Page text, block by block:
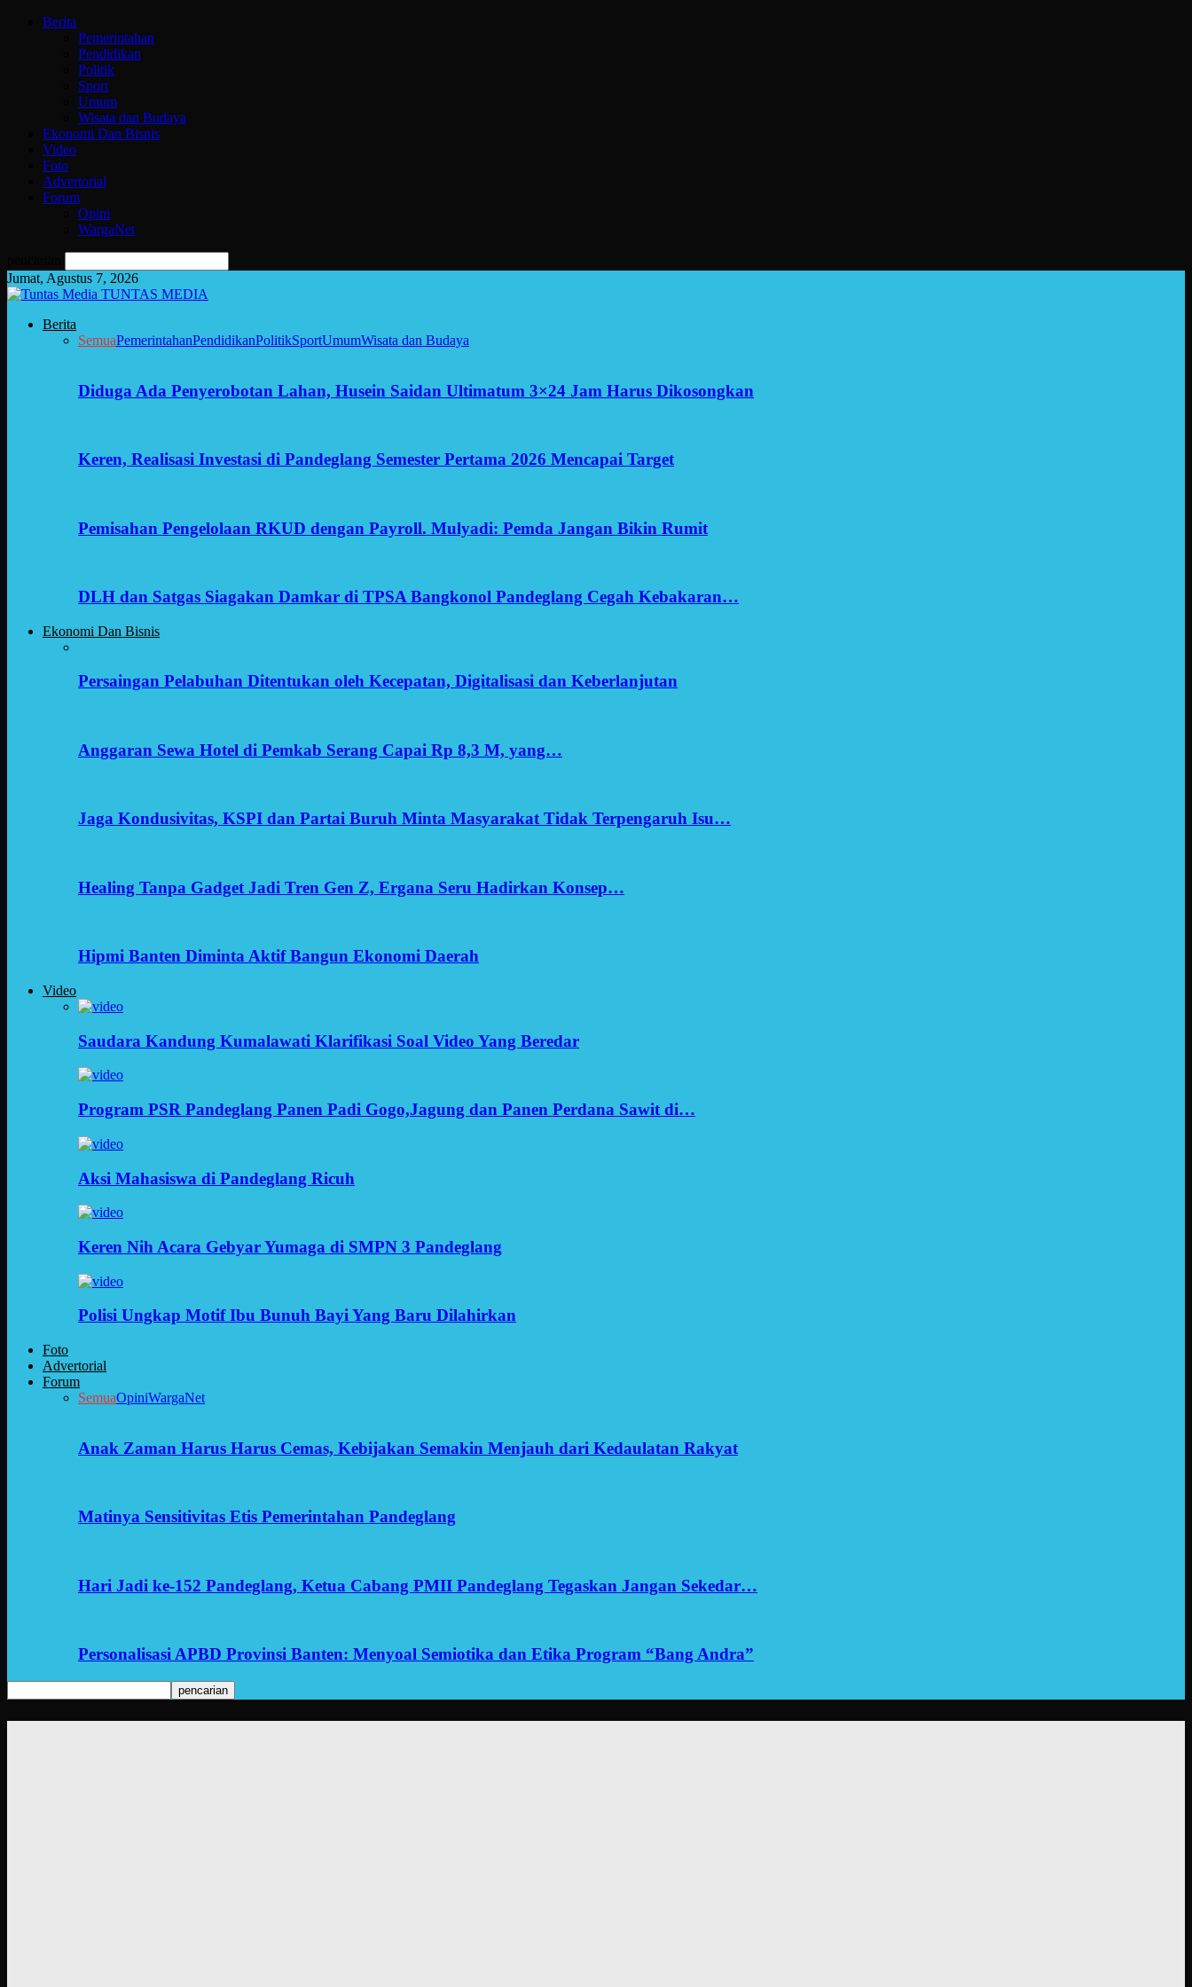
Berita
Pemerintahan
Pendidikan
Politik
Sport
Umum
Wisata dan Budaya
Ekonomi Dan Bisnis
Video
Foto
Advertorial
Forum
Opini
WargaNet
Jumat, Agustus 7, 2026
TUNTAS MEDIA
Berita
SemuaPemerintahanPendidikanPolitikSportUmumWisata dan Budaya
Diduga Ada Penyerobotan Lahan, Husein Saidan Ultimatum 3×24 Jam Harus Dikosongkan
Keren, Realisasi Investasi di Pandeglang Semester Pertama 2026 Mencapai Target
Pemisahan Pengelolaan RKUD dengan Payroll. Mulyadi: Pemda Jangan Bikin Rumit
DLH dan Satgas Siagakan Damkar di TPSA Bangkonol Pandeglang Cegah Kebakaran…
Ekonomi Dan Bisnis
Persaingan Pelabuhan Ditentukan oleh Kecepatan, Digitalisasi dan Keberlanjutan
Anggaran Sewa Hotel di Pemkab Serang Capai Rp 8,3 M, yang…
Jaga Kondusivitas, KSPI dan Partai Buruh Minta Masyarakat Tidak Terpengaruh Isu…
Healing Tanpa Gadget Jadi Tren Gen Z, Ergana Seru Hadirkan Konsep…
Hipmi Banten Diminta Aktif Bangun Ekonomi Daerah
Video
Saudara Kandung Kumalawati Klarifikasi Soal Video Yang Beredar
Program PSR Pandeglang Panen Padi Gogo,Jagung dan Panen Perdana Sawit di…
Aksi Mahasiswa di Pandeglang Ricuh
Keren Nih Acara Gebyar Yumaga di SMPN 3 Pandeglang
Polisi Ungkap Motif Ibu Bunuh Bayi Yang Baru Dilahirkan
Foto
Advertorial
Forum
SemuaOpiniWargaNet
Anak Zaman Harus Harus Cemas, Kebijakan Semakin Menjauh dari Kedaulatan Rakyat
Matinya Sensitivitas Etis Pemerintahan Pandeglang
Hari Jadi ke-152 Pandeglang, Ketua Cabang PMII Pandeglang Tegaskan Jangan Sekedar…
Personalisasi APBD Provinsi Banten: Menyoal Semiotika dan Etika Program “Bang Andra”